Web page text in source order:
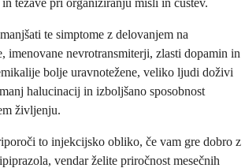
te simptome z delovanjem na
imenovane nevrotransmiterji, zlasti dopamin in
bolje uravnotežene, veliko ljudi doživi
halucinacij in izboljšano sposobnost
življenju.
to injekcijsko obliko, če vam gre dobro z
vendar želite priročnost mesečnih